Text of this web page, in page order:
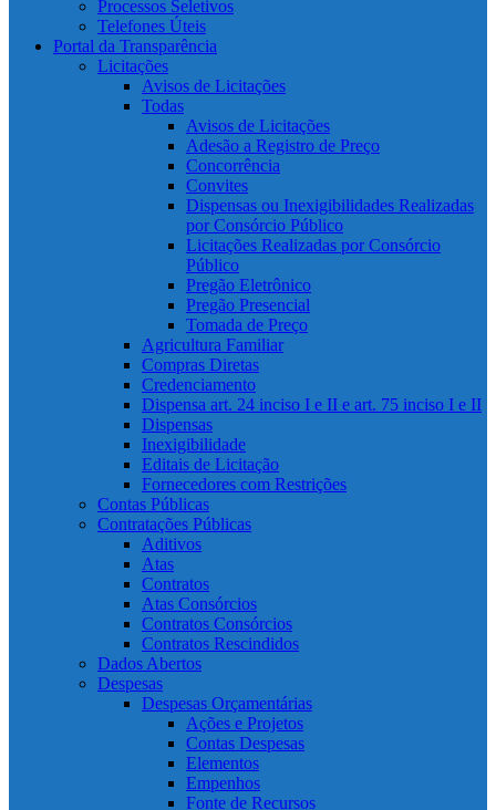
Processos Seletivos
Telefones Úteis
Portal da Transparência
Licitações
Avisos de Licitações
Todas
Avisos de Licitações
Adesão a Registro de Preço
Concorrência
Convites
Dispensas ou Inexigibilidades Realizadas
por Consórcio Público
Licitações Realizadas por Consórcio
Público
Pregão Eletrônico
Pregão Presencial
Tomada de Preço
Agricultura Familiar
Compras Diretas
Credenciamento
Dispensa art. 24 inciso I e II e art. 75 inciso I e II
Dispensas
Inexigibilidade
Editais de Licitação
Fornecedores com Restrições
Contas Públicas
Contratações Públicas
Aditivos
Atas
Contratos
Atas Consórcios
Contratos Consórcios
Contratos Rescindidos
Dados Abertos
Despesas
Despesas Orçamentárias
Ações e Projetos
Contas Despesas
Elementos
Empenhos
Fonte de Recursos